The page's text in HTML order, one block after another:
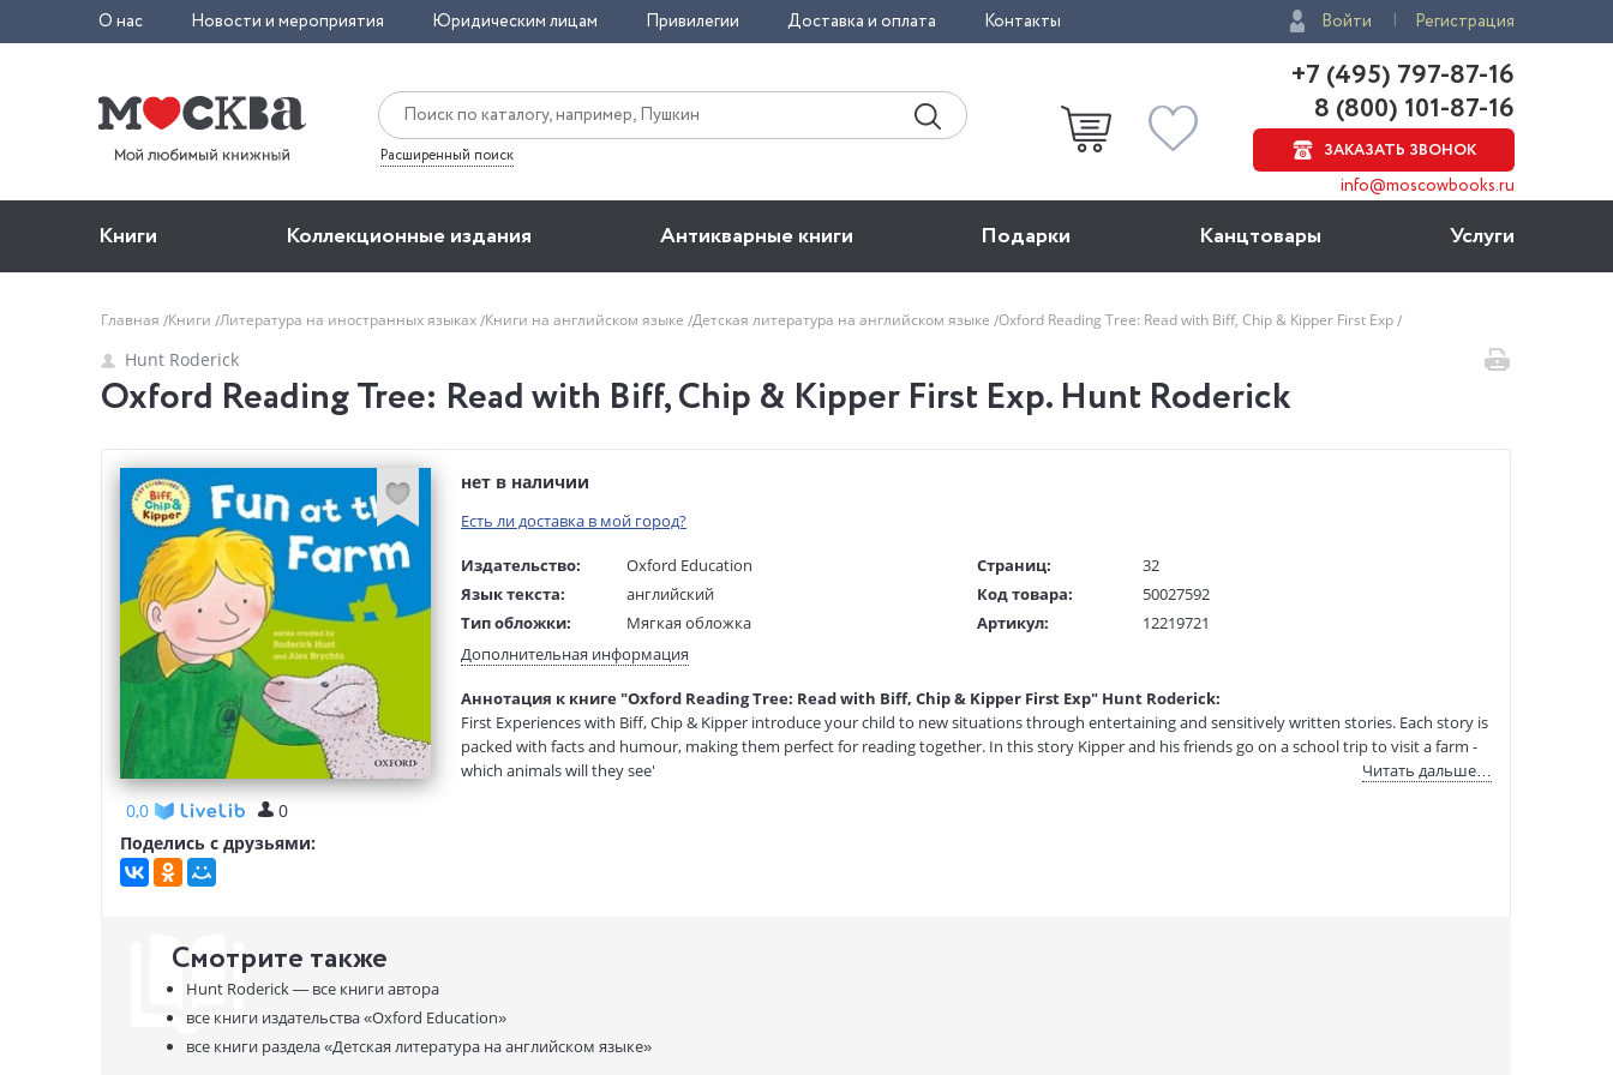
О нас Новости и мероприятия Юридическим лицам Привилегии Доставка и оплата Контакты Войти Регистрация
Расширенный поиск
+7 (495) 797-87-16
8 (800) 101-87-16
ЗАКАЗАТЬ ЗВОНОК
info@moscowbooks.ru
Книги Коллекционные издания Антикварные книги Подарки Канцтовары Услуги
Главная Книги Литература на иностранных языках Книги на английском языке Детская литература на английском языке Oxford Reading Tree: Read with Biff, Chip & Kipper First Exp
Hunt Roderick
Oxford Reading Tree: Read with Biff, Chip & Kipper First Exp. Hunt Roderick
0,0
0
Поделись с друзьями:
нет в наличии
Есть ли доставка в мой город?
Издательство:
Oxford Education
Язык текста:
английский
Тип обложки:
Мягкая обложка
Размеры в мм
210x210x10
Вес: 1 гр.
Страниц:
32
Код товара:
50027592
Артикул:
12219721
Дополнительная информация
Аннотация к книге "Oxford Reading Tree: Read with Biff, Chip & Kipper First Exp" Hunt Roderick:
First Experiences with Biff, Chip & Kipper introduce your child to new situations through entertaining and sensitively written stories. Each story is
packed with facts and humour, making them perfect for reading together. In this story Kipper and his friends go on a school trip to visit a farm -
which animals will they see'
Читать дальше…
Смотрите также
Hunt Roderick — все книги автора
все книги издательства«Oxford Education»
все книги раздела«Детская литература на английском языке»